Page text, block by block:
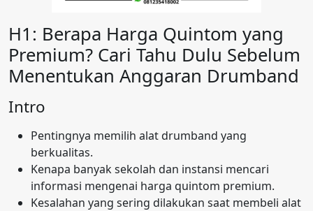
H1: Berapa Harga Quintom yang
Premium? Cari Tahu Dulu Sebelum
Menentukan Anggaran Drumband
Intro
Pentingnya memilih alat drumband yang
berkualitas.
Kenapa banyak sekolah dan instansi mencari
informasi mengenai harga quintom premium.
Kesalahan yang sering dilakukan saat membeli alat